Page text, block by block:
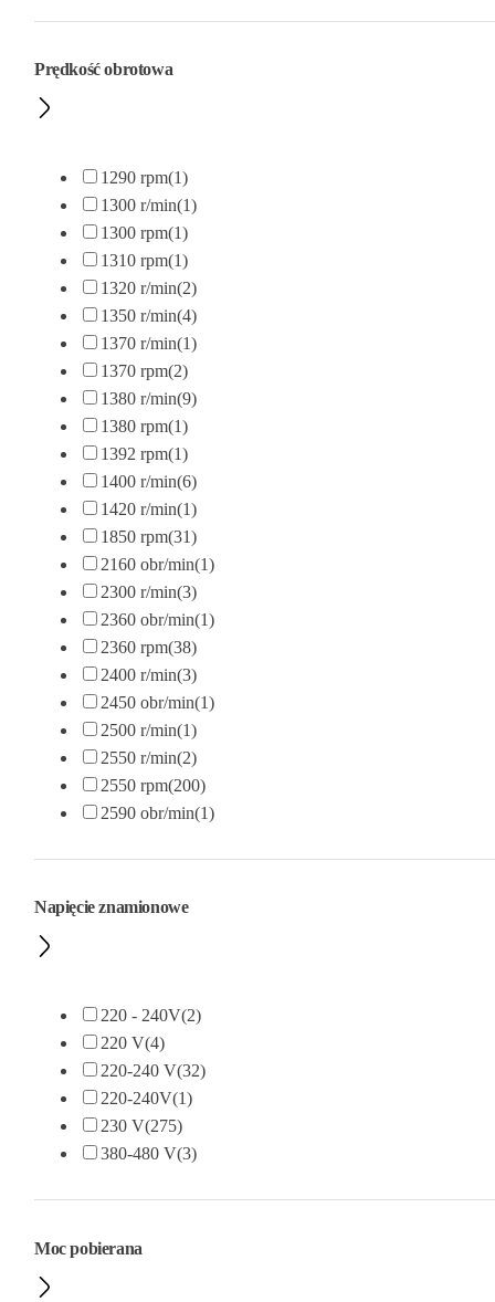
Prędkość obrotowa
1290 rpm(1)
1300 r/min(1)
1300 rpm(1)
1310 rpm(1)
1320 r/min(2)
1350 r/min(4)
1370 r/min(1)
1370 rpm(2)
1380 r/min(9)
1380 rpm(1)
1392 rpm(1)
1400 r/min(6)
1420 r/min(1)
1850 rpm(31)
2160 obr/min(1)
2300 r/min(3)
2360 obr/min(1)
2360 rpm(38)
2400 r/min(3)
2450 obr/min(1)
2500 r/min(1)
2550 r/min(2)
2550 rpm(200)
2590 obr/min(1)
Napięcie znamionowe
220 - 240V(2)
220 V(4)
220-240 V(32)
220-240V(1)
230 V(275)
380-480 V(3)
Moc pobierana